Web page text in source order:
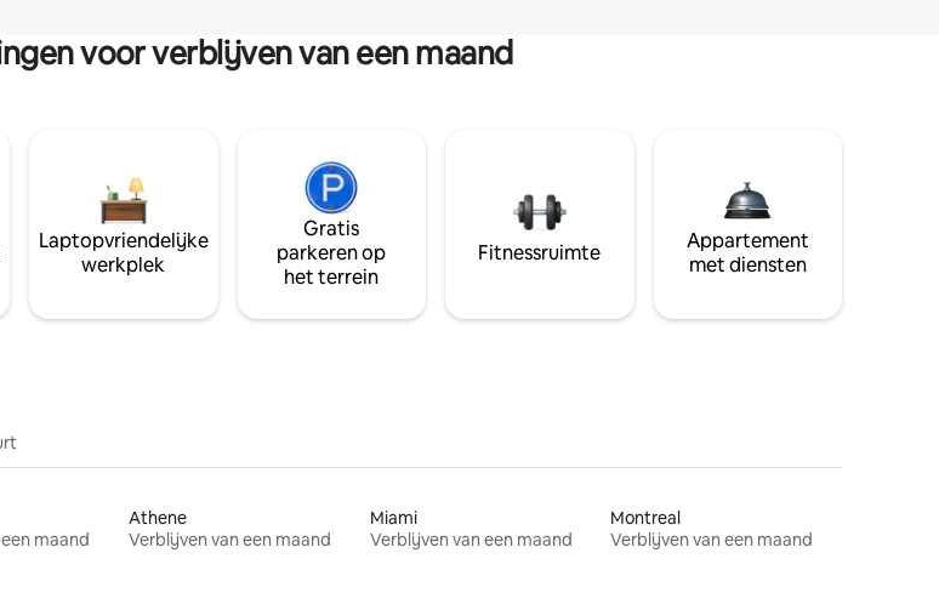
voor verblijven van een maand
Laptopvriendelijke
werkplek
Gratis
parkeren op
het terrein
Fitnessruimte
Appartement
met diensten
maand
Athene
Verblijven van een maand
Miami
Verblijven van een maand
Montreal
Verblijven van een maand